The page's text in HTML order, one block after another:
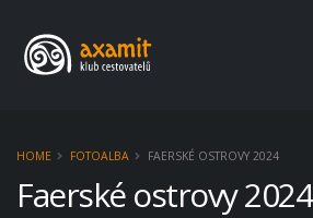
HOME FOTOALBA FAERSKÉ OSTROVY 2024
Faerské ostrovy 2024